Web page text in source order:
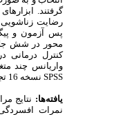
گرفتند.
رضایت زناشویی
پس آزمون و
محور در شش
کنترل درمانی
واریانس چند
SPSSنسخه 16
یافته‌ها:نتایج
نمرات افسردگی